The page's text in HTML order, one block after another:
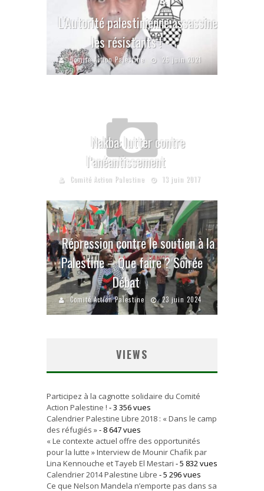
L’Autorité palestinienne assassine
les résistants !
Comité Action Palestine 26 juin 2021
Nakba: lutter contre
l’anéantissement
Comité Action Palestine 13 juin 2017
Répression contre le soutien à la
Palestine – Que faire ? Soirée
Débat
Comité Action Palestine 23 juin 2024
VIEWS
Participez à la cagnotte solidaire du Comité
Action Palestine ! - 3 356 vues
Calendrier Palestine Libre 2018 : « Dans le camp
des réfugiés »- 8 647 vues
« Le contexte actuel offre des opportunités
pour la lutte » Interview de Mounir Chafik par
Lina Kennouche et Tayeb El Mestari - 5 832 vues
Calendrier 2014 Palestine Libre - 5 296 vues
Ce que Nelson Mandela n’emporte pas dans sa